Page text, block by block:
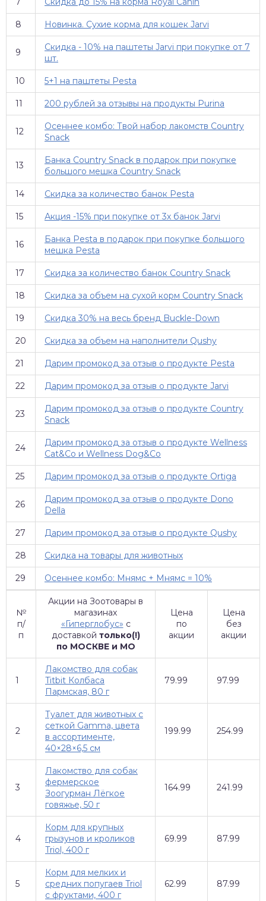
8 Новинка. Сухие корма для кошек Jarvi
9
Скидка - 10% на паштеты Jarvi при покупке от 7
шт.
10 5+1 на паштеты Pesta
11 200 рублей за отзывы на продукты Purina
12
Осеннее комбо: Твой набор лакомств Country
Snack
13
Банка Country Snack в подарок при покупке
большого мешка Country Snack
14 Скидка за количество банок Pesta
15 Акция -15% при покупке от 3х банок Jarvi
16
Банка Pesta в подарок при покупке большого
мешка Pesta
17 Скидка за количество банок Country Snack
18 Скидка за объем на сухой корм Country Snack
19 Скидка 30% на весь бренд Buckle-Down
20 Скидка за объем на наполнители Qushy
21 Дарим промокод за отзыв о продукте Pesta
22 Дарим промокод за отзыв о продукте Jarvi
23
Дарим промокод за отзыв о продукте Country
Snack
24
Дарим промокод за отзыв о продукте Wellness
Cat&Co и Wellness Dog&Co
25 Дарим промокод за отзыв о продукте Ortiga
26
Дарим промокод за отзыв о продукте Dono
Della
27 Дарим промокод за отзыв о продукте Qushy
28 Скидка на товары для животных
29 Осеннее комбо: Мнямс + Мнямс = 10%
№
п/
п
Акции на Зоотовары в
магазинах
«Гиперглобус» с
доставкой только(!)
по МОСКВЕ и МО
Цена
по
акции
Цена
без
акции
1
Лакомство для собак
Titbit Колбаса
Пармская, 80 г
79.99 97.99
2
Туалет для животных с
сеткой Gamma, цвета
в ассортименте,
40×28×6,5 см
199.99 254.99
3
Лакомство для собак
фермерское
Зоогурман Лёгкое
говяжье, 50 г
164.99 241.99
4
Корм для крупных
грызунов и кроликов
Triol, 400 г
69.99 87.99
5
Корм для мелких и
средних попугаев Triol
с фруктами, 400 г
62.99 87.99